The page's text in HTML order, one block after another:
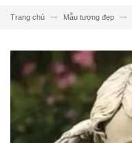
Trang chủ Mẫu tượng đẹp